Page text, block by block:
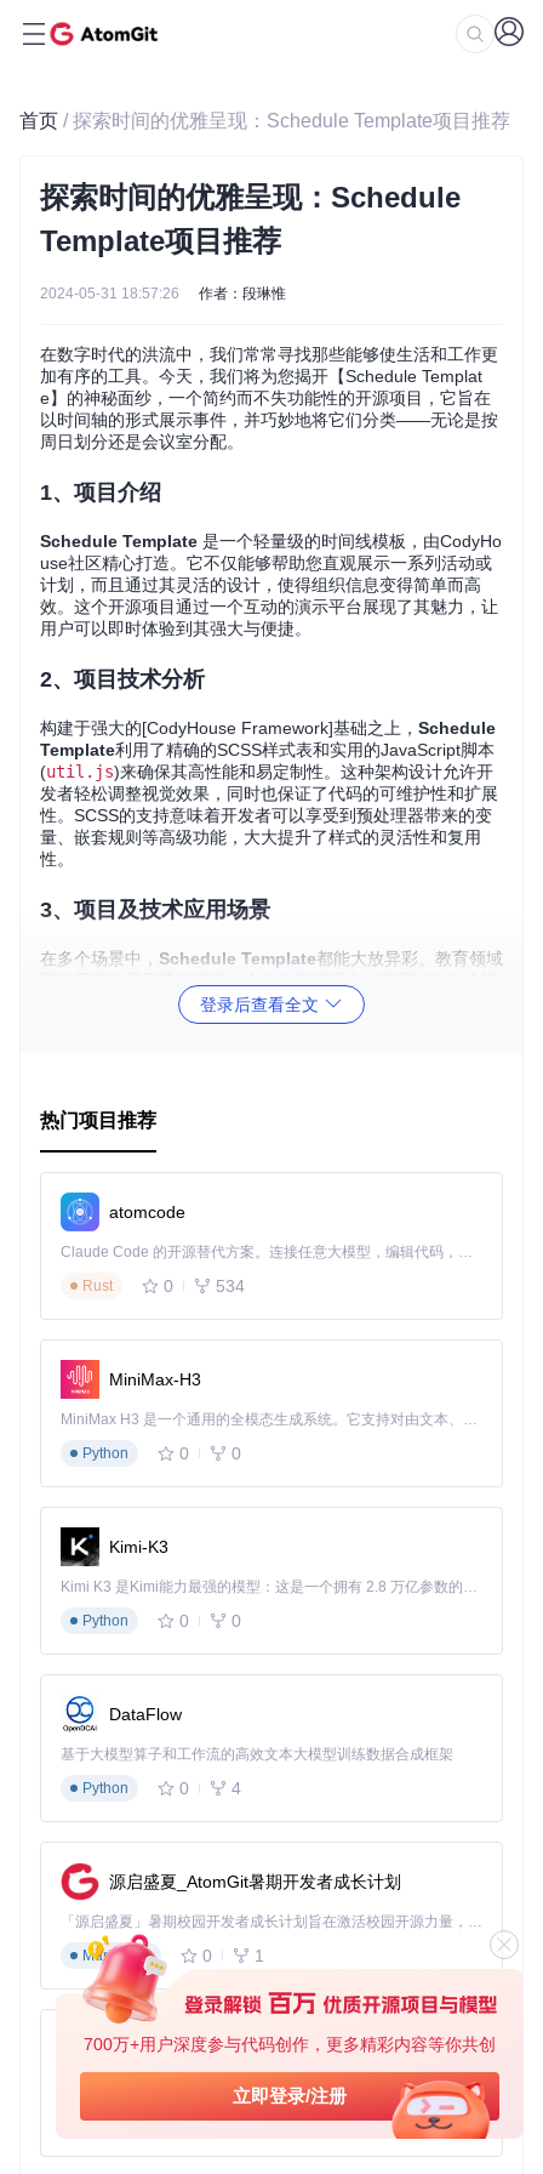
700万+用户深度参与代码创作，更多精彩内容等你共创
立即登录/注册
首页 / 探索时间的优雅呈现：Schedule Template项目推荐
探索时间的优雅呈现：Schedule
Template项目推荐
2024-05-31 18:57:26 作者：段琳惟
在数字时代的洪流中，我们常常寻找那些能够使生活和工作更
加有序的工具。今天，我们将为您揭开【Schedule Templat
e】的神秘面纱，一个简约而不失功能性的开源项目，它旨在
以时间轴的形式展示事件，并巧妙地将它们分类——无论是按
周日划分还是会议室分配。
1、项目介绍
Schedule Template 是一个轻量级的时间线模板，由CodyHo
use社区精心打造。它不仅能够帮助您直观展示一系列活动或
计划，而且通过其灵活的设计，使得组织信息变得简单而高
效。这个开源项目通过一个互动的演示平台展现了其魅力，让
用户可以即时体验到其强大与便捷。
2、项目技术分析
构建于强大的[CodyHouse Framework]基础之上， Schedule
Template利用了精确的SCSS样式表和实用的JavaScript脚本
(util.js)来确保其高性能和易定制性。这种架构设计允许开
发者轻松调整视觉效果，同时也保证了代码的可维护性和扩展
性。SCSS的支持意味着开发者可以享受到预处理器带来的变
量、嵌套规则等高级功能，大大提升了样式的灵活性和复用
性。
3、项目及技术应用场景
在多个场景中， Schedule Template都能大放异彩。教育领域
日程的可视化工具；甚至在活动策划行业，用于清晰罗列活动
流程。它的分组显示特性（比如按星期或地点）使其特别适合
4、项目特点
简洁美学：采用现代设计原则，提供清晰、专业的时间线视
图。
高度自定义：基于CodyHouse Framework的结构，允许深
度个性化配置。
易于集成
：简单的依赖关系使得该模板容易被现有项目吸收
利用。
开源精神：遵循友好的开源许可协议，促进社区共同进步。
结语
Schedule Template
一种让信息呈现艺术化的尝试。无论你是开发者、项目经理还
是教育工作者，这款开源项目都是一个值得探索的强大工具。
立即访问其官方演示 ，亲身体验如何将繁杂的时间线整理得井
然有序。加入这个开源项目的旅程，让我们一起迈向更高效的
信息时代！
以上便是对
希望它能成为你解决时间管理问题的新宠。记得动手尝试，或
许你会发现更多惊喜！
登录后查看全文
热门项目推荐
atomcode
Claude Code 的开源替代方案。连接任意大模型，编辑代码，运行命令，自动验证 — 全自动执行。用 Rust 构建，极致性能。 ｜ An open-source alternative to Claude Code. Connect any LLM, edit code, run commands, and verify changes — autonomously. Built in Rust for speed. Get Started
Rust
0 534
MiniMax-H3
MiniMax H3 是一个通用的全模态生成系统。它支持对由文本、图像、视频和音频组成的多模态上下文进行统一理解，并能生成分辨率高达 2K、时长可达 15 秒的带原生立体声音频的视频。得益于面向任务泛化的系统设计，H3 在预训练阶段就已具备广泛的多模态上下文理解与生成能力，能够出色地执行复杂的多模态指令。
Python
0 0
Kimi-K3
Kimi K3 是Kimi能力最强的模型：这是一个拥有 2.8 万亿参数的混合专家（MoE）模型，具备原生视觉理解能力，并支持 100 万 token 的上下文窗口。
Python
0 0
DataFlow
基于大模型算子和工作流的高效文本大模型训练数据合成框架
Python
0 4
源启盛夏_AtomGit暑期开发者成长计划
「源启盛夏」暑期校园开发者成长计划旨在激活校园开源力量，通过积分激励、认证扶持、资源倾斜等形式，引导高校组织和开发者完成「入驻 — 建项目 — 做贡献 — 获认证 — 得资源」的完整闭环。无论你是想带领社团入驻平台的组织者，还是希望用代码贡献证明自己的开发者，都能在这里找到属于你的成长路径。
Markdown
0 1
py-xiaozhi
基于Python的Xiaozhi AI，适用于想要完整Xiaozhi体验而无需拥有专用硬件的用户。
Python
0 1